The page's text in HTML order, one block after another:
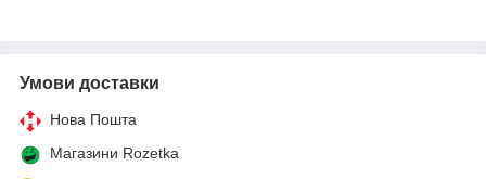
Умови доставки
Нова Пошта
Магазини Rozetka